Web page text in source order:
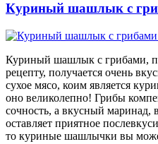
Куриный шашлык с
Куриный шашлык с грибами,
рецепту, получается очень
сухое мясо, коим является
оно великолепно! Грибы
сочность, а вкусный маринад,
оставляет приятное
то куриные шашлычки вы